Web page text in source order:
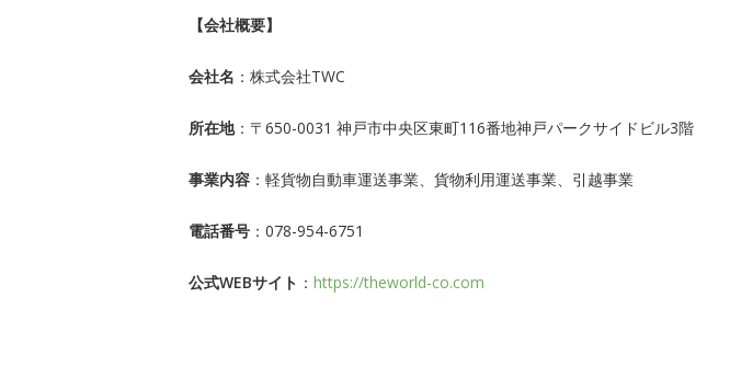
【会社概要】
会社名 ：株式会社TWC
所在地：〒650-0031 神戸市中央区東町116番地神戸パークサイドビル3階
事業内容 ：軽貨物自動車運送事業、貨物利用運送事業、引越事業
電話番号 ：078-954-6751
公式WEBサイト ： https://theworld-co.com